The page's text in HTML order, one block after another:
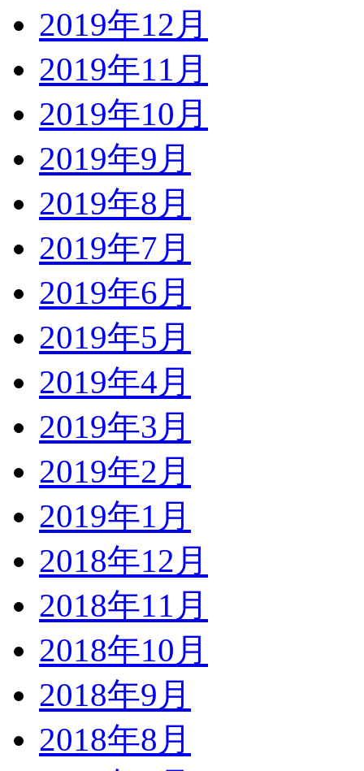
2019年12月
2019年11月
2019年10月
2019年9月
2019年8月
2019年7月
2019年6月
2019年5月
2019年4月
2019年3月
2019年2月
2019年1月
2018年12月
2018年11月
2018年10月
2018年9月
2018年8月